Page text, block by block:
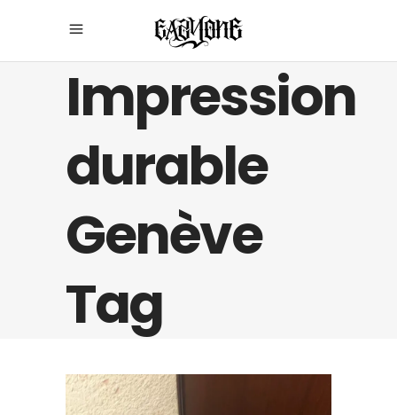
Impression
durable
Genève
Tag